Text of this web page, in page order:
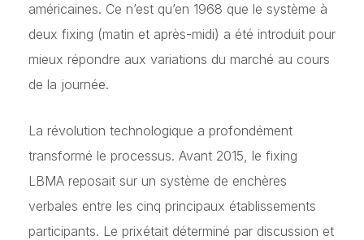
américaines. Ce n’est qu’en 1968 que le système à
deux fixing (matin et après-midi) a été introduit pour
mieux répondre aux variations du marché au cours
de la journée.
La révolution technologique a profondément
transformé le processus. Avant 2015, le fixing
LBMA reposait sur un système de enchères
verbales entre les cinq principaux établissements
participants. Le prixétait déterminé par discussion et